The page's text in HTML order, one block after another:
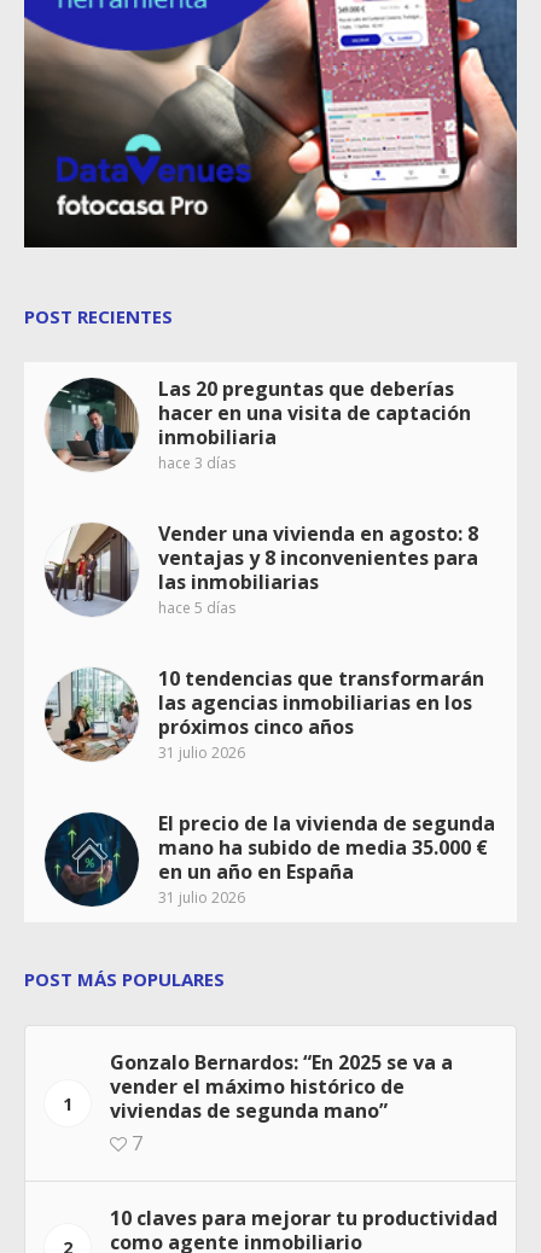
POST RECIENTES
Las 20 preguntas que deberías
hacer en una visita de captación
inmobiliaria
hace 3 días
Vender una vivienda en agosto: 8
ventajas y 8 inconvenientes para
las inmobiliarias
hace 5 días
10 tendencias que transformarán
las agencias inmobiliarias en los
próximos cinco años
31 julio 2026
El precio de la vivienda de segunda
mano ha subido de media 35.000 €
en un año en España
31 julio 2026
POST MÁS POPULARES
1
Gonzalo Bernardos: “En 2025 se va a
vender el máximo histórico de
viviendas de segunda mano”
7
2
10 claves para mejorar tu productividad
como agente inmobiliario